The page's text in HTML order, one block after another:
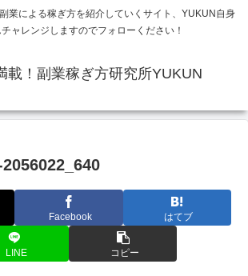
業による稼ぎ方を紹介していくサイト、YUKUN自身
ャレンジしますのでフォローください！
載！副業稼ぎ方研究所YUKUN
Facebook はてブ
LINE コピー